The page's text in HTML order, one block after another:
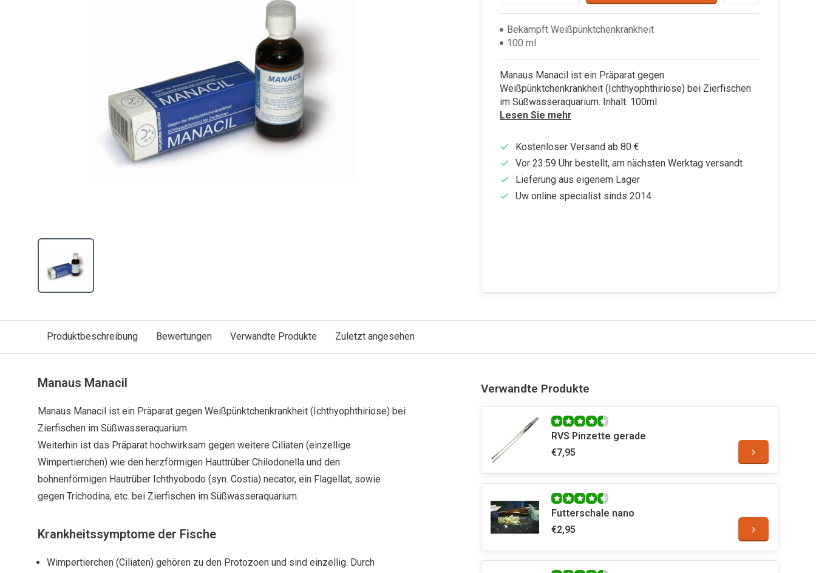
Bekämpft Weißpünktchenkrankheit
100 ml
Manaus Manacil ist ein Präparat gegen
Weißpünktchenkrankheit (Ichthyophthiriose) bei Zierfischen
im Süßwasseraquarium. Inhalt: 100ml
Lesen Sie mehr
Kostenloser Versand ab 80 €
Vor 23:59 Uhr bestellt, am nächsten Werktag versandt
Lieferung aus eigenem Lager
Uw online specialist sinds 2014
Produktbeschreibung Bewertungen Verwandte Produkte Zuletzt angesehen
Manaus Manacil
Manaus Manacil ist ein Präparat gegen Weißpünktchenkrankheit (Ichthyophthiriose) bei
Zierfischen im Süßwasseraquarium.
Weiterhin ist das Präparat hochwirksam gegen weitere Ciliaten (einzellige
Wimpertierchen) wie den herzförmigen Hauttrüber Chilodonella und den
bohnenförmigen Hautrüber Ichthyobodo (syn. Costia) necator, ein Flagellat, sowie
gegen Trichodina, etc. bei Zierfischen im Süßwasseraquarium.
Krankheitssymptome der Fische
Wimpertierchen (Ciliaten) gehören zu den Protozoen und sind einzellig. Durch
Verwandte Produkte
RVS Pinzette gerade
€7,95
Futterschale nano
€2,95